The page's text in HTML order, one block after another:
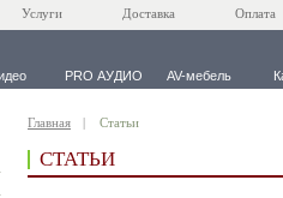
Услуги Доставка Оплата
PRO АУДИО AV-мебель
Главная Статьи
СТАТЬИ